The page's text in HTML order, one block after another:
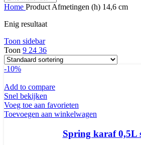
Home Product Afmetingen (h) 14,6 cm
Enig resultaat
Toon sidebar
Toon 9 24 36
-10%
Add to compare
Snel bekijken
Voeg toe aan favorieten
Toevoegen aan winkelwagen
Spring karaf 0,5L